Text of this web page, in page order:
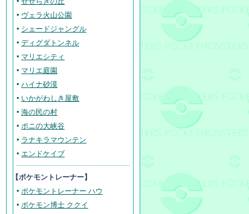
ヴェラ火山公園
シェードジャングル
ディグダトンネル
マリエシティ
マリエ庭園
ハイナ砂漠
いかがわしき屋敷
海の民の村
ポニの大峡谷
ラナキラマウンテン
エンドケイブ
【ポケモントレーナー】
ポケモントレーナー ハウ
ポケモン博士 ククイ